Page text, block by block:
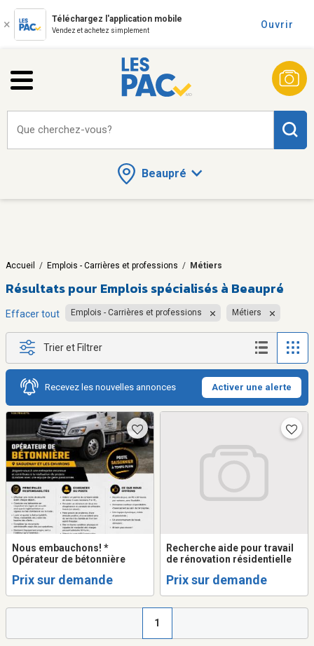
Téléchargez l'application mobile
Vendez et achetez simplement
Ouvrir
Beaupré
Que cherchez-vous?
Accueil / Emplois - Carrières et professions / Métiers
Résultats pour Emplois spécialisés à Beaupré
Effacer tout Emplois - Carrières et professions Métiers
Trier et Filtrer
Recevez les nouvelles annonces Activer une alerte
Nous embauchons! *
Opérateur de bétonnière
Prix sur demande
Recherche aide pour travail
de rénovation résidentielle
Prix sur demande
1